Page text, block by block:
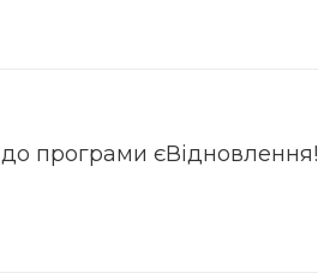
програми єВідновлення!